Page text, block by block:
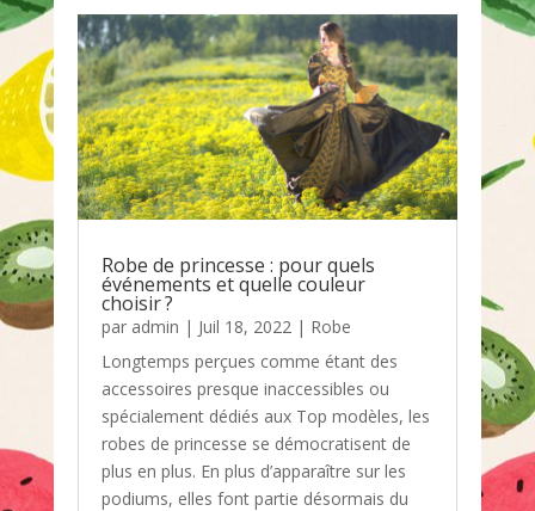
Robe de princesse : pour quels
événements et quelle couleur
choisir ?
par admin | Juil 18, 2022 | Robe
Longtemps perçues comme étant des
accessoires presque inaccessibles ou
spécialement dédiés aux Top modèles, les
robes de princesse se démocratisent de
plus en plus. En plus d’apparaître sur les
podiums, elles font partie désormais du